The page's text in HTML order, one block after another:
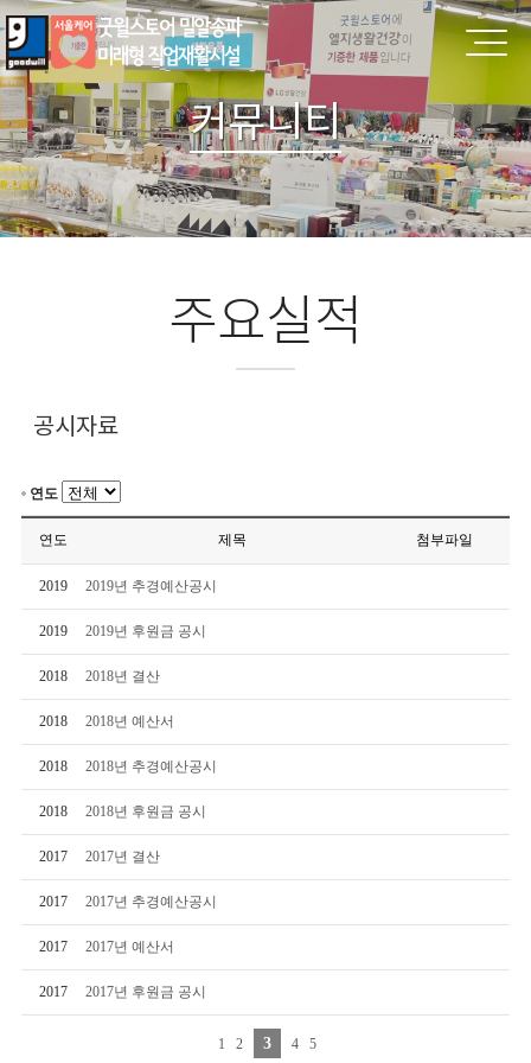
커뮤니티
주요실적
공시자료
연도
연도 제목 첨부파일
2019 2019년 추경예산공시
2019 2019년 후원금 공시
2018 2018년 결산
2018 2018년 예산서
2018 2018년 추경예산공시
2018 2018년 후원금 공시
2017 2017년 결산
2017 2017년 추경예산공시
2017 2017년 예산서
2017 2017년 후원금 공시
1 2 3 4 5